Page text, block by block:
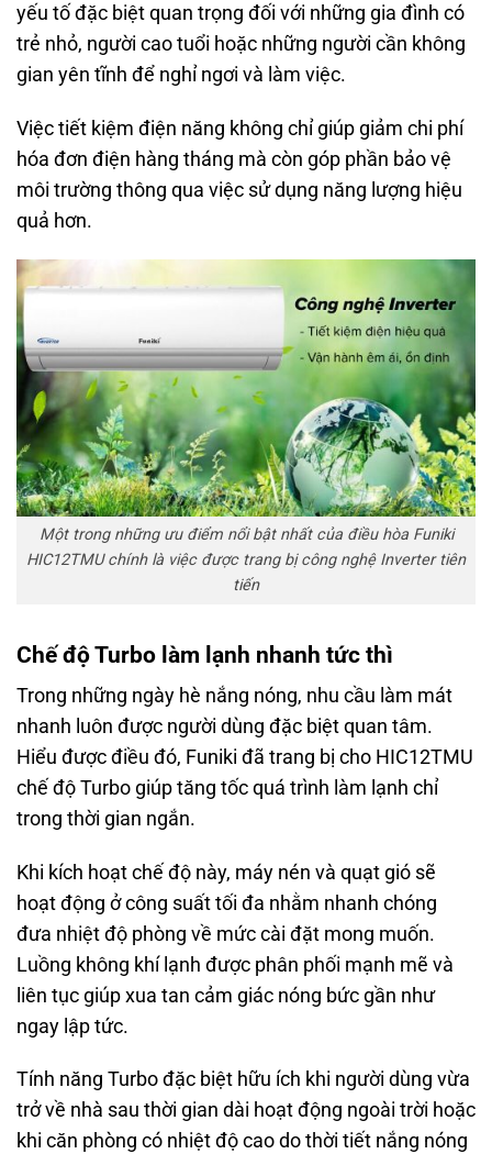
yếu tố đặc biệt quan trọng đối với những gia đình có
trẻ nhỏ, người cao tuổi hoặc những người cần không
gian yên tĩnh để nghỉ ngơi và làm việc.
Việc tiết kiệm điện năng không chỉ giúp giảm chi phí
hóa đơn điện hàng tháng mà còn góp phần bảo vệ
môi trường thông qua việc sử dụng năng lượng hiệu
quả hơn.
Một trong những ưu điểm nổi bật nhất của điều hòa Funiki
HIC12TMU chính là việc được trang bị công nghệ Inverter tiên
tiến
Chế độ Turbo làm lạnh nhanh tức thì
Trong những ngày hè nắng nóng, nhu cầu làm mát
nhanh luôn được người dùng đặc biệt quan tâm.
Hiểu được điều đó, Funiki đã trang bị cho HIC12TMU
chế độ Turbo giúp tăng tốc quá trình làm lạnh chỉ
trong thời gian ngắn.
Khi kích hoạt chế độ này, máy nén và quạt gió sẽ
hoạt động ở công suất tối đa nhằm nhanh chóng
đưa nhiệt độ phòng về mức cài đặt mong muốn.
Luồng không khí lạnh được phân phối mạnh mẽ và
liên tục giúp xua tan cảm giác nóng bức gần như
ngay lập tức.
Tính năng Turbo đặc biệt hữu ích khi người dùng vừa
trở về nhà sau thời gian dài hoạt động ngoài trời hoặc
khi căn phòng có nhiệt độ cao do thời tiết nắng nóng